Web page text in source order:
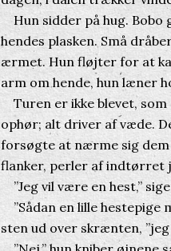
Hun sidder på hug. Bobo
hendes plasken. Små
ærmet. Hun fløjter for at
arm om hende, hun læner
Turen er ikke blevet,
ophør; alt driver af væde.
forsøgte at nærme sig dem
flanker, perler af indtørret
”Jeg vil være en hest,”
”Sådan en lille hestepige
sten ud over skrænten,